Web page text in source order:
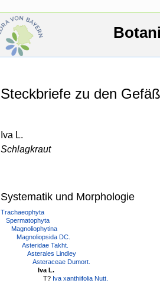
Steckbriefe zu den
Iva L.
Schlagkraut
Systematik und Morphologie
Trachaeophyta
Spermatophyta
Magnoliophytina
Magnoliopsida DC.
Asteridae Takht.
Asterales Lindley
Asteraceae Dumort.
Iva L.
T? Iva xanthiifolia Nutt.